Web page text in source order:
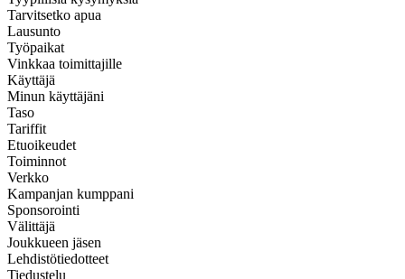
Tarvitsetko apua
Lausunto
Työpaikat
Vinkkaa toimittajille
Käyttäjä
Minun käyttäjäni
Taso
Tariffit
Etuoikeudet
Toiminnot
Verkko
Kampanjan kumppani
Sponsorointi
Välittäjä
Joukkueen jäsen
Lehdistötiedotteet
Tiedustelu